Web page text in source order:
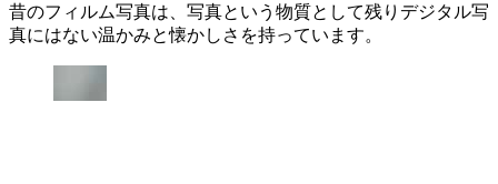
昔のフィルム写真は、写真という物質として残りデジタル写
真にはない温かみと懐かしさを持っています。